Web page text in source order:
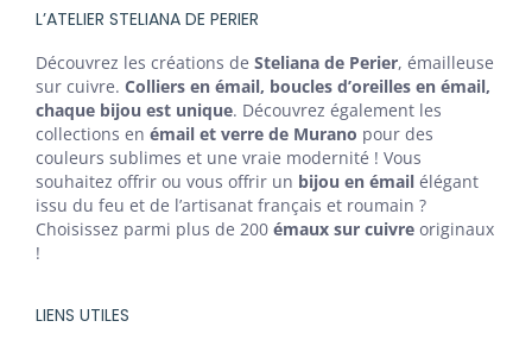
L’ATELIER STELIANA DE PERIER
Découvrez les créations de Steliana de Perier, émailleuse
sur cuivre. Colliers en émail, boucles d’oreilles en émail,
chaque bijou est unique. Découvrez également les
collections en émail et verre de Murano pour des
couleurs sublimes et une vraie modernité ! Vous
souhaitez offrir ou vous offrir un bijou en émail élégant
issu du feu et de l’artisanat français et roumain ?
Choisissez parmi plus de 200 émaux sur cuivre originaux
!
LIENS UTILES